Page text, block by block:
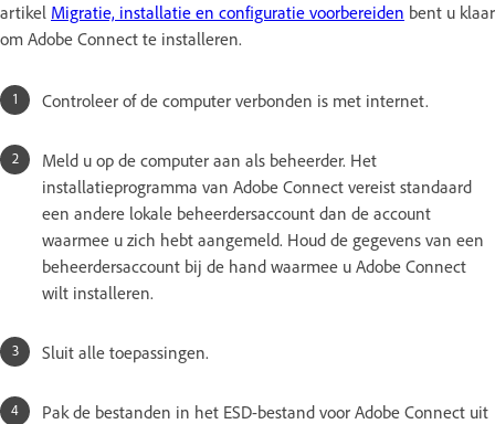
artikel Migratie, installatie en configuratie voorbereiden bent u klaar
om Adobe Connect te installeren.
Controleer of de computer verbonden is met internet.
Meld u op de computer aan als beheerder. Het
installatieprogramma van Adobe Connect vereist standaard
een andere lokale beheerdersaccount dan de account
waarmee u zich hebt aangemeld. Houd de gegevens van een
beheerdersaccount bij de hand waarmee u Adobe Connect
wilt installeren.
Sluit alle toepassingen.
Pak de bestanden in het ESD-bestand voor Adobe Connect uit